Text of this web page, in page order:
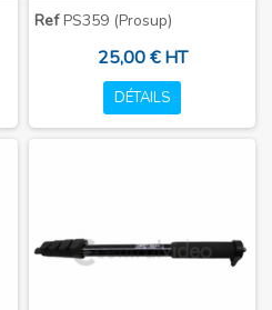
RefPS359 (Prosup)
25,00 € HT
DÉTAILS